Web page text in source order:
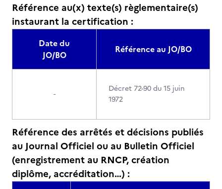
Référence au(x) texte(s) règlementaire(s)
instaurant la certification :
Date du
JO/BO
Référence au JO/BO
-
Décret 72-90 du 15 juin
1972
Référence des arrêtés et décisions publiés
au Journal Officiel ou au Bulletin Officiel
(enregistrement au RNCP, création
diplôme, accréditation…) :